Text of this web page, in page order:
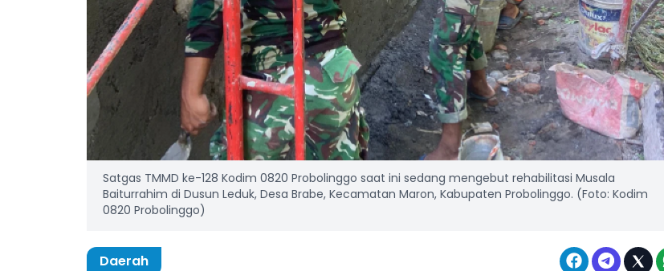
Satgas TMMD ke-128 Kodim 0820 Probolinggo saat ini sedang mengebut rehabilitasi Musala
Baiturrahim di Dusun Leduk, Desa Brabe, Kecamatan Maron, Kabupaten Probolinggo. (Foto: Kodim
0820 Probolinggo)
Daerah